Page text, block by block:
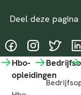
Deel deze pagina
Hbo-
opleidingen